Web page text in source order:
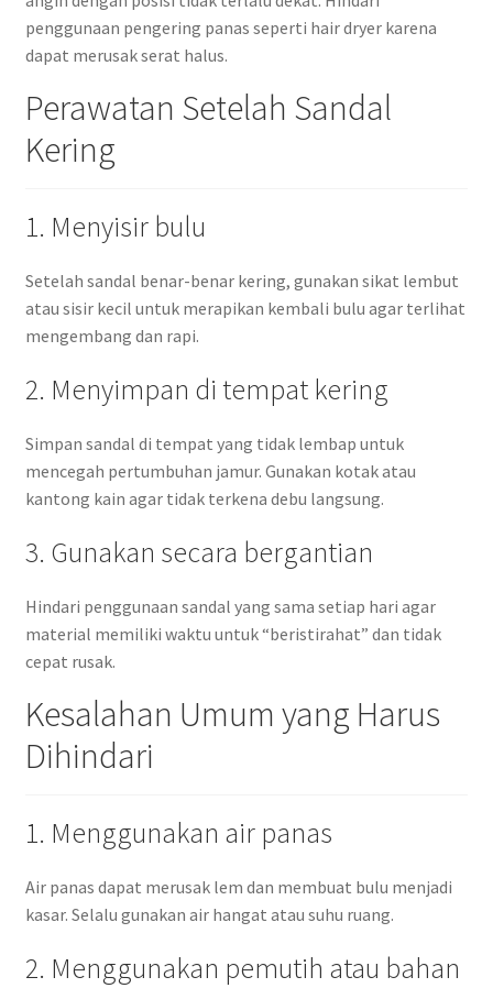
penggunaan pengering panas seperti hair dryer karena
dapat merusak serat halus.
Perawatan Setelah Sandal
Kering
1. Menyisir bulu
Setelah sandal benar-benar kering, gunakan sikat lembut
atau sisir kecil untuk merapikan kembali bulu agar terlihat
mengembang dan rapi.
2. Menyimpan di tempat kering
Simpan sandal di tempat yang tidak lembap untuk
mencegah pertumbuhan jamur. Gunakan kotak atau
kantong kain agar tidak terkena debu langsung.
3. Gunakan secara bergantian
Hindari penggunaan sandal yang sama setiap hari agar
material memiliki waktu untuk “beristirahat” dan tidak
cepat rusak.
Kesalahan Umum yang Harus
Dihindari
1. Menggunakan air panas
Air panas dapat merusak lem dan membuat bulu menjadi
kasar. Selalu gunakan air hangat atau suhu ruang.
2. Menggunakan pemutih atau bahan